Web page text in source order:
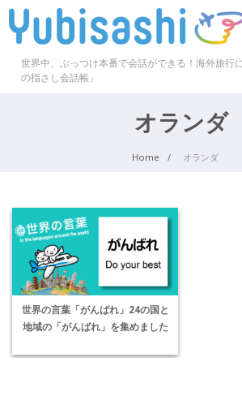
世界中、ぶっつけ本番で会話ができる！海外旅行
の指さし会話帳」
オランダ
Home オランダ
世界の言葉「がんばれ」24の国と
地域の「がんばれ」を集めました